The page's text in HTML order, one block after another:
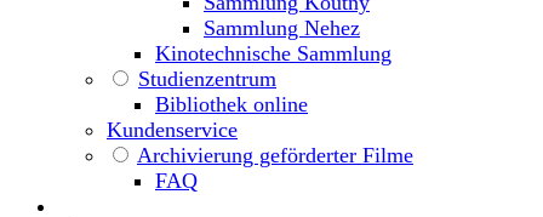
Sammlung Nehez
Kinotechnische Sammlung
Studienzentrum
Bibliothek online
Kundenservice
Archivierung geförderter Filme
FAQ